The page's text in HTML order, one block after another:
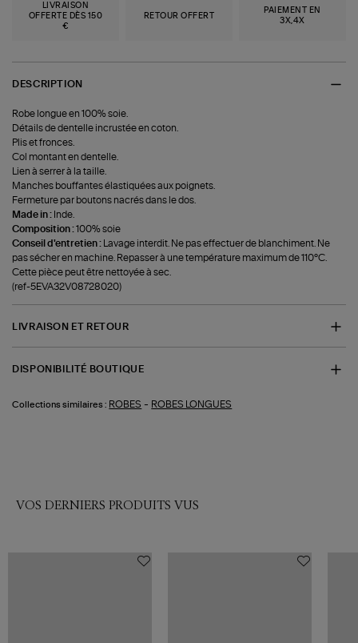
LIVRAISON
OFFERTE DÈS 150
€
RETOUR OFFERT
PAIEMENT EN
3X,4X
DESCRIPTION
Robe longue en 100% soie.
Détails de dentelle incrustée en coton.
Plis et fronces.
Col montant en dentelle.
Lien à serrer à la taille.
Manches bouffantes élastiquées aux poignets.
Fermeture par boutons nacrés dans le dos.
Made in : Inde.
Composition :100% soie
Conseil d'entretien :
Lavage interdit. Ne pas effectuer de blanchiment. Ne
pas sécher en machine. Repasser à une température maximum de 110°C.
Cette pièce peut être nettoyée à sec.
(ref-5EVA32V08728020)
LIVRAISON ET RETOUR
DISPONIBILITÉ BOUTIQUE
Collections similaires : ROBES - ROBES LONGUES
VOS DERNIERS PRODUITS VUS